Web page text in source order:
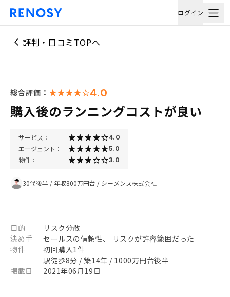
ログイン
評判・口コミTOPへ
総合評価： 4.0
購入後のランニングコストが良い
サービス： 4.0
エージェント： 5.0
物件： 3.0
30代後半 / 年収800万円台 / シーメンス株式会社
目的
リスク分散
決め手
セールスの信頼性、 リスクが許容範囲だった
物件
初回購入1件
駅徒歩8分 / 築14年 / 1000万円台後半
掲載日
2021年06月19日